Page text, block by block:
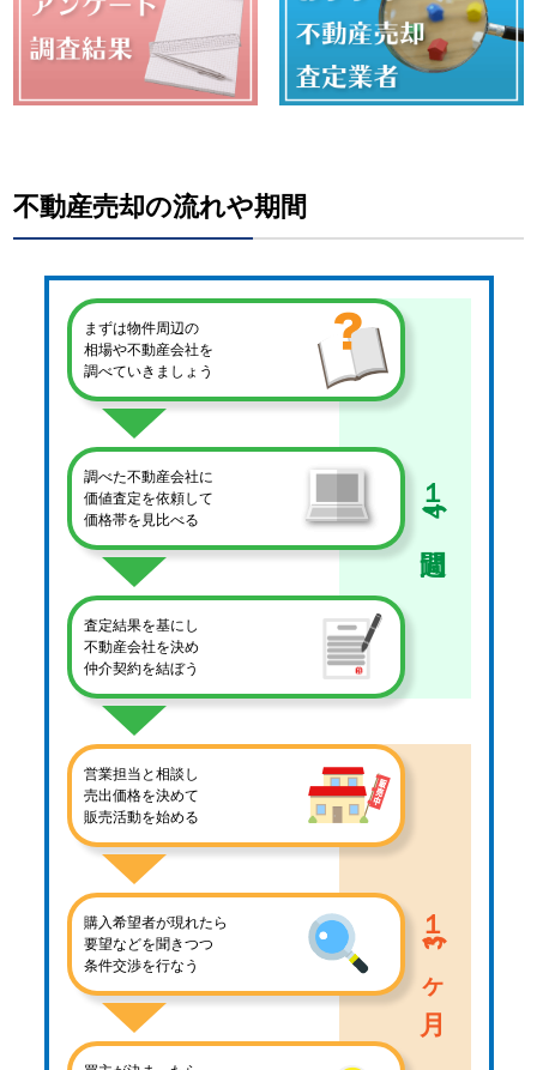
不動産売却の流れや期間
１
4
まずは物件周辺の
相場や不動産会社を
調べていきましょう
調べた不動産会社に
価値査定を依頼して
価格帯を見比べる
査定結果を基にし
不動産会社を決め
仲介契約を結ぼう
１
3
ヶ月
営業担当と相談し
売出価格を決めて
販売活動を始める
購入希望者が現れたら
要望などを聞きつつ
条件交渉を行なう